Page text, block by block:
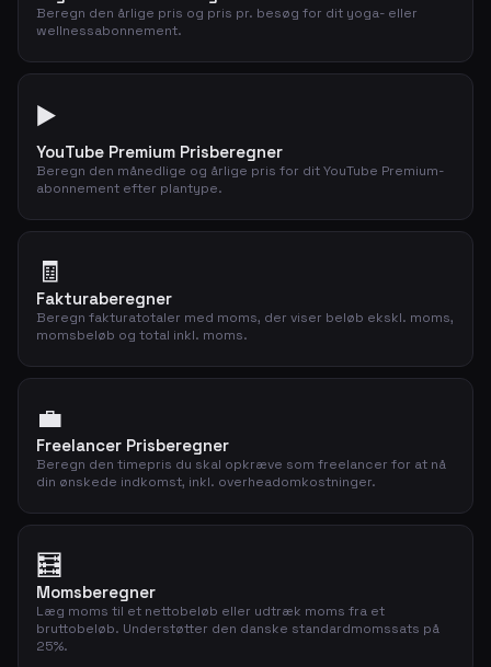
Beregn den årlige pris og pris pr. besøg for dit yoga- eller
wellnessabonnement.
▶️
YouTube Premium Prisberegner
Beregn den månedlige og årlige pris for dit YouTube Premium-
abonnement efter plantype.
🧾
Fakturaberegner
Beregn fakturatotaler med moms, der viser beløb ekskl. moms,
momsbeløb og total inkl. moms.
💼
Freelancer Prisberegner
Beregn den timepris du skal opkræve som freelancer for at nå
din ønskede indkomst, inkl. overheadomkostninger.
🧮
Momsberegner
Læg moms til et nettobeløb eller udtræk moms fra et
bruttobeløb. Understøtter den danske standardmomssats på
25%.